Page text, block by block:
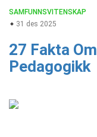
SAMFUNNSVITENSKAP
31 des 2025
27 Fakta Om
Pedagogikk